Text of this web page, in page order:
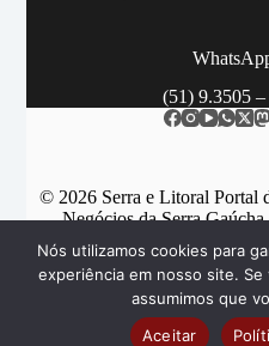
(51) 9.3505
© 2026 Serra e Litoral Portal
Negócios da Serra
Categorias
Nós utilizamos cookies para
experiência em nosso site.
assumimos que
Aceitar